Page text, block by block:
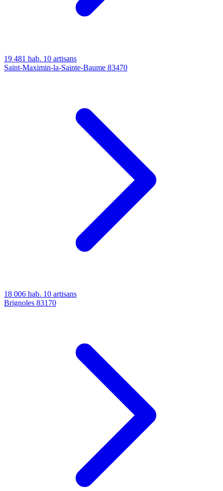
19 481 hab. 10 artisans
Saint-Maximin-la-Sainte-Baume 83470
18 006 hab. 10 artisans
Brignoles 83170